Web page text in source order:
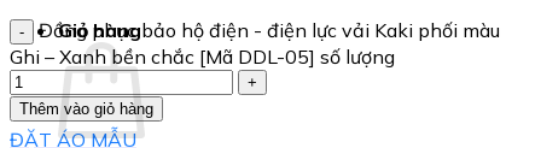
Giỏ hàng
Đồng phục bảo hộ điện - điện lực vải Kaki phối màu
Ghi – Xanh bền chắc [Mã DDL-05] số lượng
Thêm vào giỏ hàng
ĐẶT ÁO MẪU